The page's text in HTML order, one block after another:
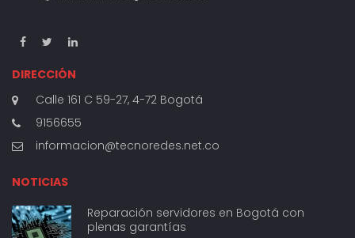
DIRECCIÓN
Calle 161 C 59-27, 4-72 Bogotá
9156655
informacion@tecnoredes.net.co
NOTICIAS
Reparación servidores en Bogotá con
plenas garantías